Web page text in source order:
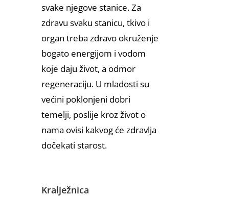
svake njegove stanice. Za
zdravu svaku stanicu, tkivo i
organ treba zdravo okruženje
bogato energijom i vodom
koje daju život, a odmor
regeneraciju. U mladosti su
većini poklonjeni dobri
temelji, poslije kroz život o
nama ovisi kakvog će zdravlja
dočekati starost.
Kralježnica